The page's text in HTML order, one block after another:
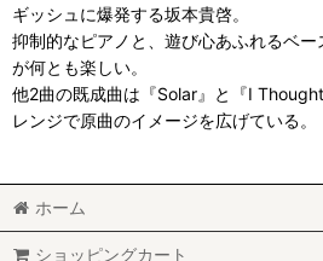
ギッシュに爆発する坂本貴啓。
抑制的なピアノと、遊び心あふれるベー
が何とも楽しい。
他2曲の既成曲は『Solar』と『I
レンジで原曲のイメージを広げている。
ホーム
ショッピングカート